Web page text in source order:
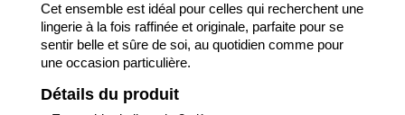
Cet ensemble est idéal pour celles qui recherchent une
lingerie à la fois raffinée et originale, parfaite pour se
sentir belle et sûre de soi, au quotidien comme pour
une occasion particulière.
Détails du produit